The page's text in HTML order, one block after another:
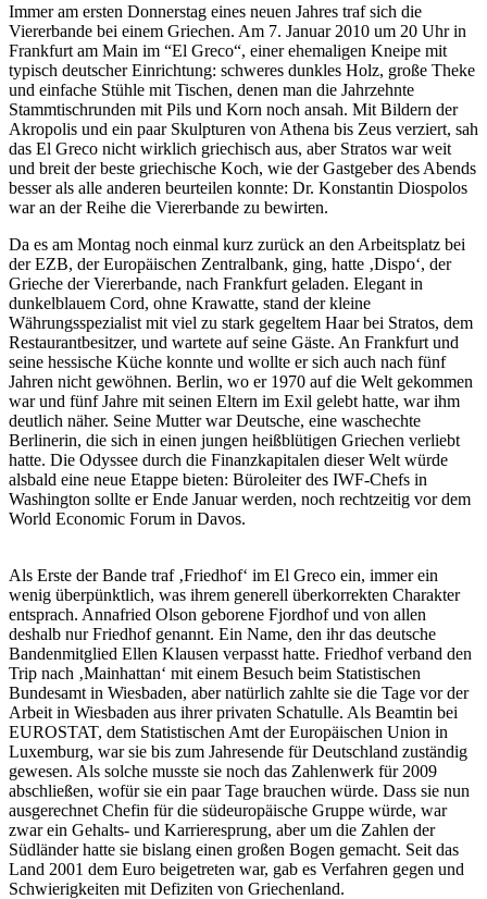
Immer am ersten Donnerstag eines neuen Jahres traf sich die
Viererbande bei einem Griechen. Am 7. Januar 2010 um 20 Uhr in
Frankfurt am Main im “El Greco“, einer ehemaligen Kneipe mit
typisch deutscher Einrichtung: schweres dunkles Holz, große Theke
und einfache Stühle mit Tischen, denen man die Jahrzehnte
Stammtischrunden mit Pils und Korn noch ansah. Mit Bildern der
Akropolis und ein paar Skulpturen von Athena bis Zeus verziert, sah
das El Greco nicht wirklich griechisch aus, aber Stratos war weit
und breit der beste griechische Koch, wie der Gastgeber des Abends
besser als alle anderen beurteilen konnte: Dr. Konstantin Diospolos
war an der Reihe die Viererbande zu bewirten.
Da es am Montag noch einmal kurz zurück an den Arbeitsplatz bei
der EZB, der Europäischen Zentralbank, ging, hatte ‚Dispo‘, der
Grieche der Viererbande, nach Frankfurt geladen. Elegant in
dunkelblauem Cord, ohne Krawatte, stand der kleine
Währungsspezialist mit viel zu stark gegeltem Haar bei Stratos, dem
Restaurantbesitzer, und wartete auf seine Gäste. An Frankfurt und
seine hessische Küche konnte und wollte er sich auch nach fünf
Jahren nicht gewöhnen. Berlin, wo er 1970 auf die Welt gekommen
war und fünf Jahre mit seinen Eltern im Exil gelebt hatte, war ihm
deutlich näher. Seine Mutter war Deutsche, eine waschechte
Berlinerin, die sich in einen jungen heißblütigen Griechen verliebt
hatte. Die Odyssee durch die Finanzkapitalen dieser Welt würde
alsbald eine neue Etappe bieten: Büroleiter des IWF-Chefs in
Washington sollte er Ende Januar werden, noch rechtzeitig vor dem
World Economic Forum in Davos.
Als Erste der Bande traf ‚Friedhof‘ im El Greco ein, immer ein
wenig überpünktlich, was ihrem generell überkorrekten Charakter
entsprach. Annafried Olson geborene Fjordhof und von allen
deshalb nur Friedhof genannt. Ein Name, den ihr das deutsche
Bandenmitglied Ellen Klausen verpasst hatte. Friedhof verband den
Trip nach ‚Mainhattan‘ mit einem Besuch beim Statistischen
Bundesamt in Wiesbaden, aber natürlich zahlte sie die Tage vor der
Arbeit in Wiesbaden aus ihrer privaten Schatulle. Als Beamtin bei
EUROSTAT, dem Statistischen Amt der Europäischen Union in
Luxemburg, war sie bis zum Jahresende für Deutschland zuständig
gewesen. Als solche musste sie noch das Zahlenwerk für 2009
abschließen, wofür sie ein paar Tage brauchen würde. Dass sie nun
ausgerechnet Chefin für die südeuropäische Gruppe würde, war
zwar ein Gehalts- und Karrieresprung, aber um die Zahlen der
Südländer hatte sie bislang einen großen Bogen gemacht. Seit das
Land 2001 dem Euro beigetreten war, gab es Verfahren gegen und
Schwierigkeiten mit Defiziten von Griechenland.